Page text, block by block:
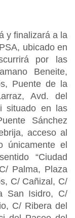
y finalizará a la
ubicado en
por las
Beneite,
Puente de la
Avd. del
situado en las
Sánchez
acceso al
únicamente el
“Ciudad
Palma, Plaza
C/ Cañizal, C/
San Isidro, C/
C/ Ribera del